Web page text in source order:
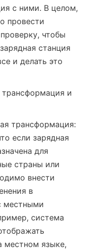
с ними. В целом,
провести
чтобы
станция
и делать это
трансформация и
трансформация:
если зарядная
для
страны или
внести
в
местными
система
языке,